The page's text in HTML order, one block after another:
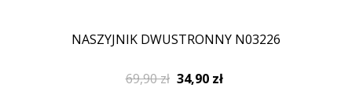
NASZYJNIK DWUSTRONNY N03226
69,90 zł 34,90 zł